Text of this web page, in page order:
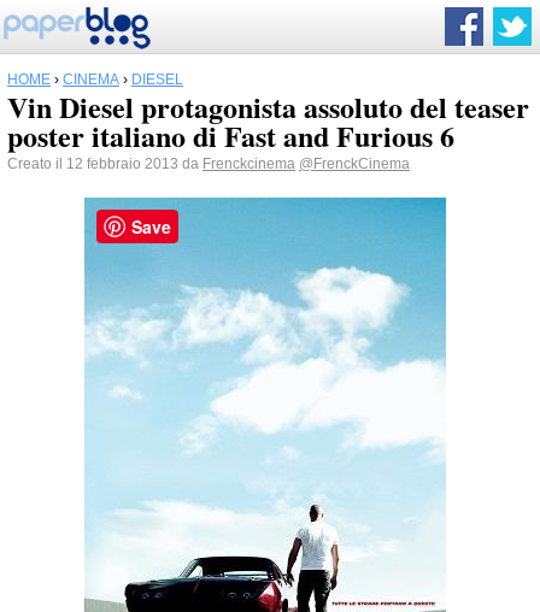
HOME › CINEMA › DIESEL
Vin Diesel protagonista assoluto del teaser
poster italiano di Fast and Furious 6
Creato il 12 febbraio 2013 da Frenckcinema @FrenckCinema
Save